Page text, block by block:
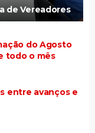
de Vereadores
do Agosto
todo o mês
entre avanços e